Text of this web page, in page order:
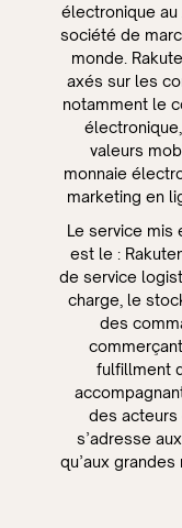
électronique
société de
monde.
axés sur les
notamment le
valeurs
monnaie
marketing en
Le service mis
est le :
de service
charge, le
des
fulfillment
des
s’adresse
qu’aux